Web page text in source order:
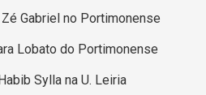
Gabriel no Portimonense
Lobato do Portimonense
Sylla na U. Leiria